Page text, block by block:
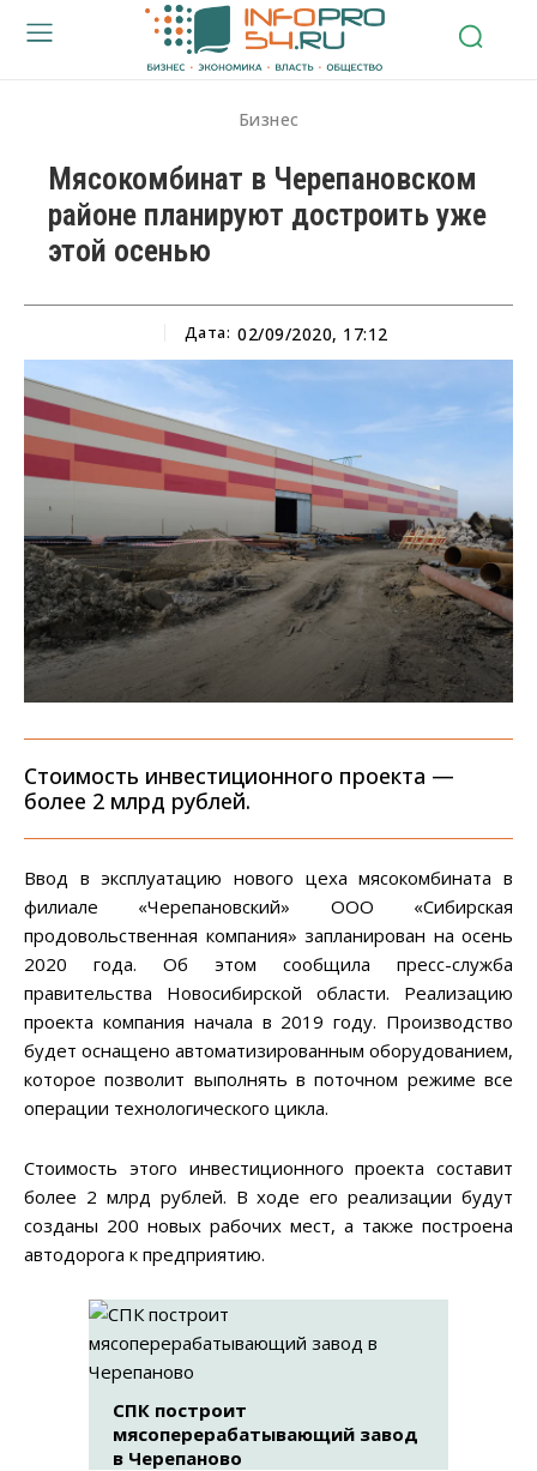
Бизнес
Мясокомбинат в Черепановском
районе планируют достроить уже
этой осенью
Дата: 02/09/2020, 17:12
Стоимость инвестиционного проекта —
более 2 млрд рублей.
Ввод в эксплуатацию нового цеха мясокомбината в
филиале «Черепановский» ООО «Сибирская
продовольственная компания» запланирован на осень
2020 года. Об этом сообщила пресс-служба
правительства Новосибирской области. Реализацию
проекта компания начала в 2019 году. Производство
будет оснащено автоматизированным оборудованием,
которое позволит выполнять в поточном режиме все
операции технологического цикла.
Стоимость этого инвестиционного проекта составит
более 2 млрд рублей. В ходе его реализации будут
созданы 200 новых рабочих мест, а также построена
автодорога к предприятию.
СПК построит
мясоперерабатывающий завод
в Черепаново